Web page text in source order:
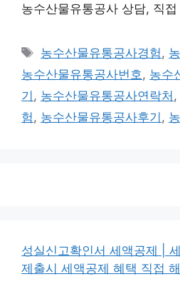
농수산물유통공사 상담, 직
태
그
농수산물유통공사경험 ,
농수산물유통공사번호 , 농수
기 , 농수산물유통공사연락처 ,
험 , 농수산물유통공사후기 ,
성실신고확인서 세액공제 |
제출시 세액공제 혜택 직접